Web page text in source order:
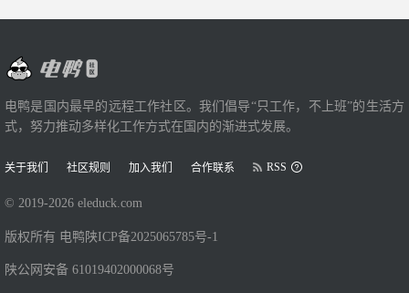
电鸭是国内最早的远程工作社区。我们倡导“只工作，不上班”的生活方
式，努力推动多样化工作方式在国内的渐进式发展。
关于我们 社区规则 加入我们 合作联系 RSS
© 2019-2026 eleduck.com
版权所有 电鸭 陕ICP备2025065785号-1
陕公网安备 61019402000068号